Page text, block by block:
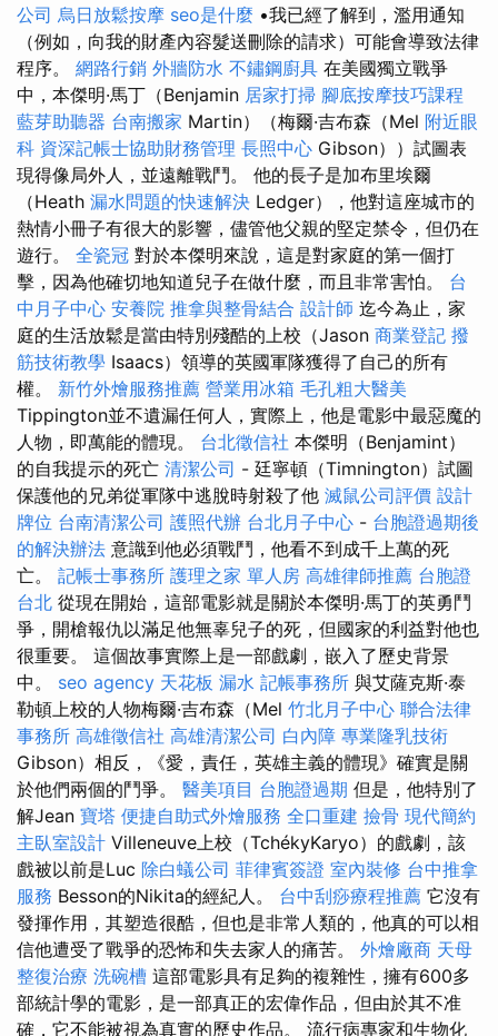
公司 烏日放鬆按摩 seo是什麼 •我已經了解到，濫用通知
（例如，向我的財產內容髮送刪除的請求）可能會導致法律
程序。 網路行銷 外牆防水 不鏽鋼廚具 在美國獨立戰爭
中，本傑明·馬丁（Benjamin 居家打掃 腳底按摩技巧課程
藍芽助聽器 台南搬家 Martin）（梅爾·吉布森（Mel 附近眼
科 資深記帳士協助財務管理 長照中心 Gibson））試圖表
現得像局外人，並遠離戰鬥。 他的長子是加布里埃爾
（Heath 漏水問題的快速解決 Ledger），他對這座城市的
熱情小冊子有很大的影響，儘管他父親的堅定禁令，但仍在
遊行。 全瓷冠 對於本傑明來說，這是對家庭的第一個打
擊，因為他確切地知道兒子在做什麼，而且非常害怕。 台
中月子中心 安養院 推拿與整骨結合 設計師 迄今為止，家
庭的生活放鬆是當由特別殘酷的上校（Jason 商業登記 撥
筋技術教學 Isaacs）領導的英國軍隊獲得了自己的所有
權。 新竹外燴服務推薦 營業用冰箱 毛孔粗大醫美
Tippington並不遺漏任何人，實際上，他是電影中最惡魔的
人物，即萬能的體現。 台北徵信社 本傑明（Benjamint）
的自我提示的死亡 清潔公司 - 廷寧頓（Timnington）試圖
保護他的兄弟從軍隊中逃脫時射殺了他 滅鼠公司評價 設計
牌位 台南清潔公司 護照代辦 台北月子中心 - 台胞證過期後
的解決辦法 意識到他必須戰鬥，他看不到成千上萬的死
亡。 記帳士事務所 護理之家 單人房 高雄律師推薦 台胞證
台北 從現在開始，這部電影就是關於本傑明·馬丁的英勇鬥
爭，開槍報仇以滿足他無辜兒子的死，但國家的利益對他也
很重要。 這個故事實際上是一部戲劇，嵌入了歷史背景
中。 seo agency 天花板 漏水 記帳事務所 與艾薩克斯·泰
勒頓上校的人物梅爾·吉布森（Mel 竹北月子中心 聯合法律
事務所 高雄徵信社 高雄清潔公司 白內障 專業隆乳技術
Gibson）相反，《愛，責任，英雄主義的體現》確實是關
於他們兩個的鬥爭。 醫美項目 台胞證過期 但是，他特別了
解Jean 寶塔 便捷自助式外燴服務 全口重建 撿骨 現代簡約
主臥室設計 Villeneuve上校（TchékyKaryo）的戲劇，該
戲被以前是Luc 除白蟻公司 菲律賓簽證 室內裝修 台中推拿
服務 Besson的Nikita的經紀人。 台中刮痧療程推薦 它沒有
發揮作用，其塑造很酷，但也是非常人類的，他真的可以相
信他遭受了戰爭的恐怖和失去家人的痛苦。 外燴廠商 天母
整復治療 洗碗槽 這部電影具有足夠的複雜性，擁有600多
部統計學的電影，是一部真正的宏偉作品，但由於其不准
確，它不能被視為真實的歷史作品。 流行病專家和生物化